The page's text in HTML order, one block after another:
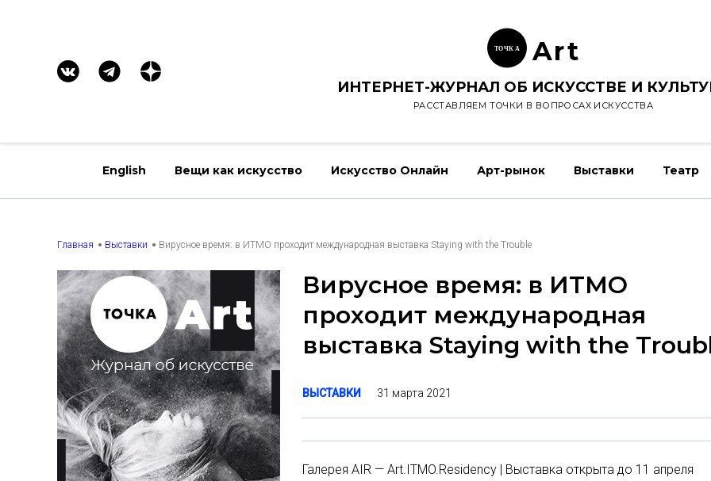
ТОЧК А Art
ИНТЕРНЕТ-ЖУРНАЛ ОБ ИСКУССТВЕ И
РАССТАВЛЯЕМ ТОЧКИ В ВОПРОСАХ ИСКУССТВА
English Вещи как искусство Искусство Онлайн Арт-рынок Выставки Театр
Главная Выставки Вирусное время: в ИТМО проходит международная выставка Staying with the Trouble
Вирусное время: в ИТМО
проходит международная
выставка Staying with the
ВЫСТАВКИ 31 марта 2021
Галерея AIR — Art.ITMO.Residency | Выставка открыта до 11 апреля